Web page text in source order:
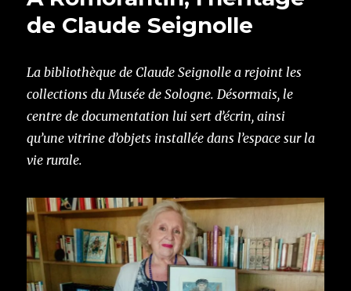
de Claude Seignolle
La bibliothèque de Claude Seignolle a rejoint les
collections du Musée de Sologne. Désormais, le
centre de documentation lui sert d’écrin, ainsi
qu’une vitrine d’objets installée dans l’espace sur la
vie rurale.